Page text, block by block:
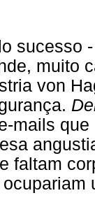
sucesso
muito
von
mails
faltam